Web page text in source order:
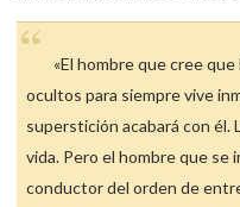
«El hombre que cree
ocultos para siempre vive
superstición acabará con él.
vida. Pero el hombre que se
conductor del orden de